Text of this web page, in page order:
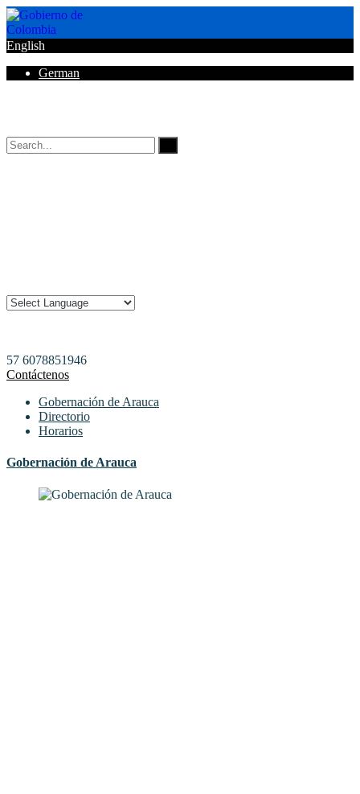
English
German
57 6078851946
Contáctenos
Gobernación de Arauca
Directorio
Horarios
Gobernación de Arauca